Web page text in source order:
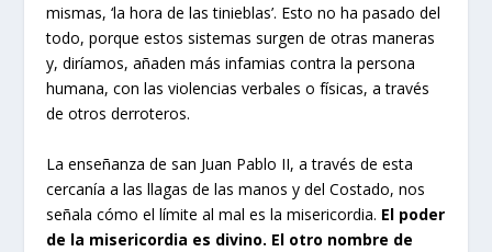
mismas, ‘la hora de las tinieblas’. Esto no ha pasado del
todo, porque estos sistemas surgen de otras maneras
y, diríamos, añaden más infamias contra la persona
humana, con las violencias verbales o físicas, a través
de otros derroteros.
La enseñanza de san Juan Pablo II, a través de esta
cercanía a las llagas de las manos y del Costado, nos
señala cómo el límite al mal es la misericordia. El poder
de la misericordia es divino. El otro nombre de